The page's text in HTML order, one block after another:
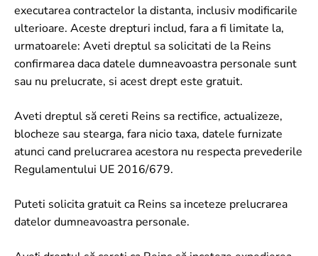
executarea contractelor la distanta, inclusiv modificarile
ulterioare. Aceste drepturi includ, fara a fi limitate la,
urmatoarele: Aveti dreptul sa solicitati de la Reins
confirmarea daca datele dumneavoastra personale sunt
sau nu prelucrate, si acest drept este gratuit.
Aveti dreptul să cereti Reins sa rectifice, actualizeze,
blocheze sau stearga, fara nicio taxa, datele furnizate
atunci cand prelucrarea acestora nu respecta prevederile
Regulamentului UE 2016/679.
Puteti solicita gratuit ca Reins sa inceteze prelucrarea
datelor dumneavoastra personale.